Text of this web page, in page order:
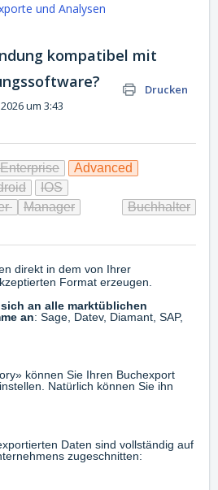
und Analysen
kompatibel mit
Drucken
um 3:43
Enterprise
Advanced
IOS
Manager
Buchhalter
direkt in dem von Ihrer
Format erzeugen.
an alle marktüblichen
an: Sage, Datev, Diamant, SAP,
können Sie Ihren Buchexport
Natürlich können Sie ihn
Daten sind vollständig auf
zugeschnitten: